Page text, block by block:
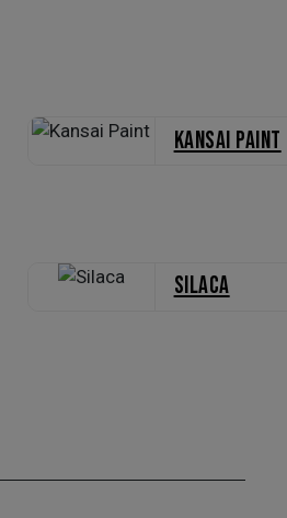
Kansai Paint
Silaca